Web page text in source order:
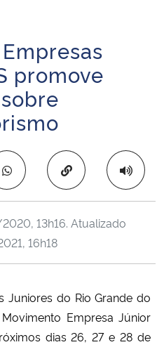
e Comunicações
promove
Copiar para área
13h16. Atualizado
16h18
Juniores do Rio Grande do
Empresa Júnior
dias 26, 27 e 28 de